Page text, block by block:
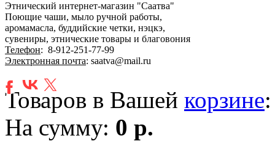
Этнический интернет-магазин "Саатва"
Поющие чаши, мыло ручной работы,
аромамасла, буддийские четки, нэцкэ,
сувениры, этнические товары и благовония
Телефон: 8-912-251-77-99
Электронная почта: saatva@mail.ru
Товаров в Вашей корзине
На сумму: 0 р.